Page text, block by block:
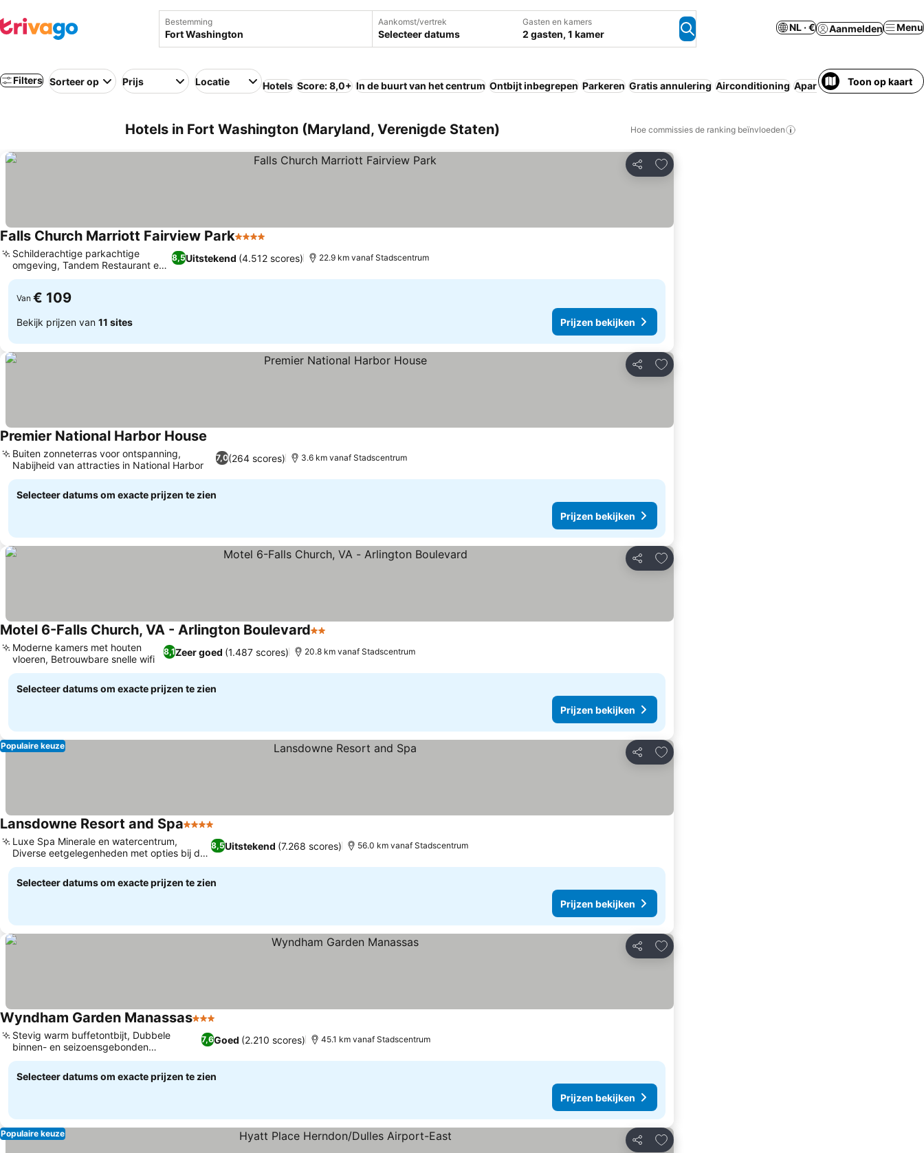
Bestemming Aankomst/vertrek
Selecteer datums
Gasten en kamers
2 gasten, 1 kamer
NL · € Aanmelden Menu
Filters Sorteer op Prijs Locatie Hotels Score: 8,0+ In de buurt van het centrum Ontbijt inbegrepen Parkeren Gratis annulering Airconditioning Aparthotel Zwembad Wifi
Toon op kaart
Hotels in Fort Washington (Maryland, Verenigde Staten) Hoe commissies de ranking beïnvloeden
Delen
Toevoegen aan favorieten
Falls Church Marriott Fairview Park4 Sterren
8,5Uitstekend (4.512 scores)
Schilderachtige parkachtige
omgeving, Tandem Restaurant en
Bar
22.9 km vanaf Stadscentrum
Van € 109
Bekijk prijzen van 11 sites Prijzen bekijken
Delen
Toevoegen aan favorieten
Premier National Harbor House
7,0(264 scores)
Buiten zonneterras voor ontspanning,
Nabijheid van attracties in National Harbor
3.6 km vanaf Stadscentrum
Selecteer datums om exacte prijzen te zien
Prijzen bekijken
Delen
Toevoegen aan favorieten
Motel 6-Falls Church, VA - Arlington Boulevard2 Sterren
8,1Zeer goed (1.487 scores)
Moderne kamers met houten
vloeren, Betrouwbare snelle wifi
20.8 km vanaf Stadscentrum
Selecteer datums om exacte prijzen te zien
Prijzen bekijken
Delen
Toevoegen aan favorieten
Populaire keuze
Lansdowne Resort and Spa4 Sterren
8,5Uitstekend (7.268 scores)
Luxe Spa Minerale en watercentrum,
Diverse eetgelegenheden met opties bij de
open haard
56.0 km vanaf Stadscentrum
Selecteer datums om exacte prijzen te zien
Prijzen bekijken
Delen
Toevoegen aan favorieten
Wyndham Garden Manassas3 Sterren
7,6Goed (2.210 scores)
Stevig warm buffetontbijt, Dubbele
binnen- en seizoensgebonden
buitenbaden
45.1 km vanaf Stadscentrum
Selecteer datums om exacte prijzen te zien
Prijzen bekijken
Delen
Toevoegen aan favorieten
Populaire keuze